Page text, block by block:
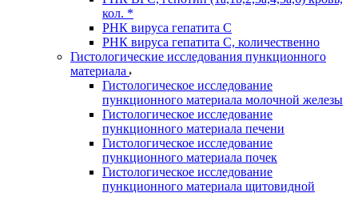
кол. *
РНК вируса гепатита C
РНК вируса гепатита C, количественно
Гистологические исследования пункционного
материала
Гистологическое исследование
пункционного материала молочной железы
Гистологическое исследование
пункционного материала печени
Гистологическое исследование
пункционного материала почек
Гистологическое исследование
пункционного материала щитовидной